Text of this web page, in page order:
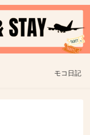
モコ日記